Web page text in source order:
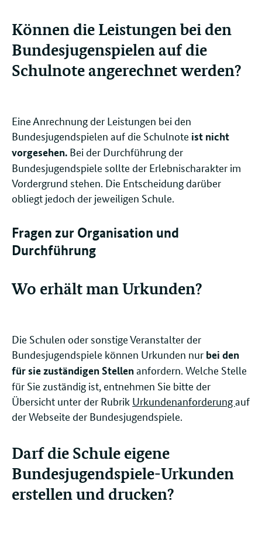
Können die Leistungen bei den
Bundesjugenspielen auf die
Schulnote angerechnet werden?
Eine Anrechnung der Leistungen bei den
Bundesjugendspielen auf die Schulnote ist nicht
vorgesehen. Bei der Durchführung der
Bundesjugendspiele sollte der Erlebnischarakter im
Vordergrund stehen. Die Entscheidung darüber
obliegt jedoch der jeweiligen Schule.
Fragen zur Organisation und
Durchführung
Wo erhält man Urkunden?
Die Schulen oder sonstige Veranstalter der
Bundesjugendspiele können Urkunden nur bei den
für sie zuständigen Stellenanfordern. Welche Stelle
für Sie zuständig ist, entnehmen Sie bitte der
Übersicht unter der Rubrik Urkundenanforderungauf
der Webseite der Bundesjugendspiele.
Darf die Schule eigene
Bundesjugendspiele-Urkunden
erstellen und drucken?